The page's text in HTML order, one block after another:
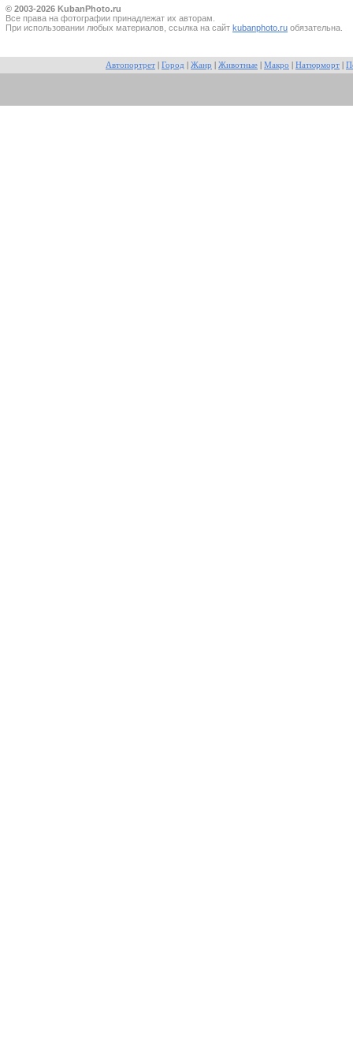
© 2003-2026 KubanPhoto.ru
Все прaва на фотографии принадлежат их авторам.
При использовании любых материалов, ссылка на сайт kubanphoto.ru обязательна.
Автопортрет Город Жанр Животные Макро Натюрморт